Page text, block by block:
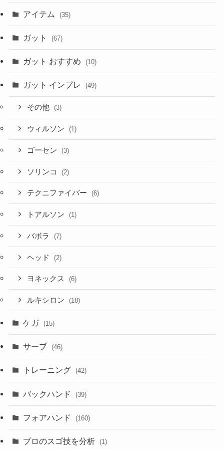
アイテム (35)
ガット (67)
ガット おすすめ (10)
ガット インプレ (49)
その他 (3)
ウィルソン (1)
ゴーセン (3)
ソリンコ (2)
テクニファイバー (6)
トアルソン (1)
バボラ (7)
ヘッド (2)
ヨネックス (6)
ルキシロン (18)
ケガ (15)
サーブ (46)
トレーニング (42)
バックハンド (39)
フォアハンド (160)
プロのスゴ技を分析 (1)